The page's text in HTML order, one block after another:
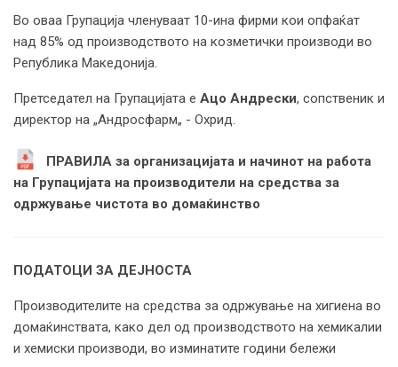
Во оваа Групација членуваат 10-ина фирми кои опфаќат
над 85% од производството на козмeтички производи во
Република Македонија.
Претседател на Групацијата е Ацо Андрески, сопственик и
директор на „Андросфарм„ - Охрид.
ПРАВИЛА за организацијата и начинот на работа
на Групацијата на производители на средства за
одржување чистота во домаќинство
ПОДАТОЦИ ЗА ДЕЈНОСТА
Производителите на средства за одржување на хигиена во
домаќинствата, како дел од производството на хемикалии
и хемиски производи, во изминатите години бележи